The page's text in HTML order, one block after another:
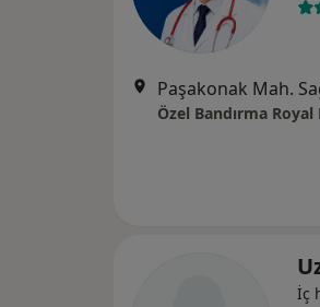
Özel Bandırma
İç